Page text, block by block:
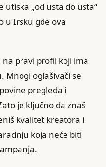
„od usta do usta“
u Irsku gde ova
na pravi profil koji ima
Mnogi oglašivači se
pregleda i
je ključno da znaš
kvalitet kreatora i
koja neće biti